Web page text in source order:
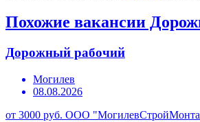
Похожие вакансии
Дорожный рабочий
Могилев
08.08.2026
от 3000 руб. ООО